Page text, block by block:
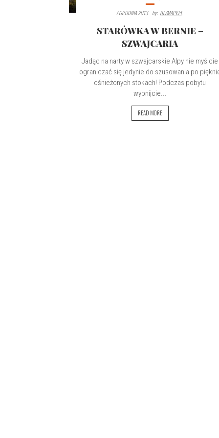
7 GRUDNIA 2013 By: BEZMAPY.PL
STARÓWKA W BERNIE –
SZWAJCARIA
Jadąc na narty w szwajcarskie Alpy nie myślcie
ograniczać się jedynie do szusowania po
ośnieżonych stokach! Podczas pobytu
wypnijcie...
READ MORE